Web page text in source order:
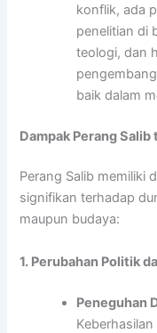
konflik, ada
penelitian di
teologi, dan
baik dalam
Dampak Perang
Perang Salib memiliki
signifikan terhadap
maupun budaya:
1. Perubahan Politik
Peneguhan